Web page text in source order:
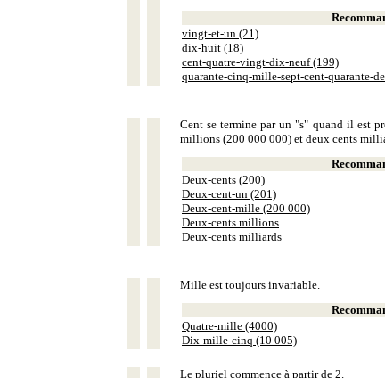
vingt-et-un (21)
dix-huit (18)
cent-quatre-vingt-dix-neuf (199)
quarante-cinq-mille-sept-cent-quarante-
Cent se termine par un "s" quand il est
millions (200 000 000) et deux cents
Deux-cents (200)
Deux-cent-un (201)
Deux-cent-mille (200 000)
Deux-cents millions
Deux-cents milliards
Mille est toujours invariable.
Quatre-mille (4000)
Dix-mille-cinq (10 005)
Le pluriel commence à partir de 2.